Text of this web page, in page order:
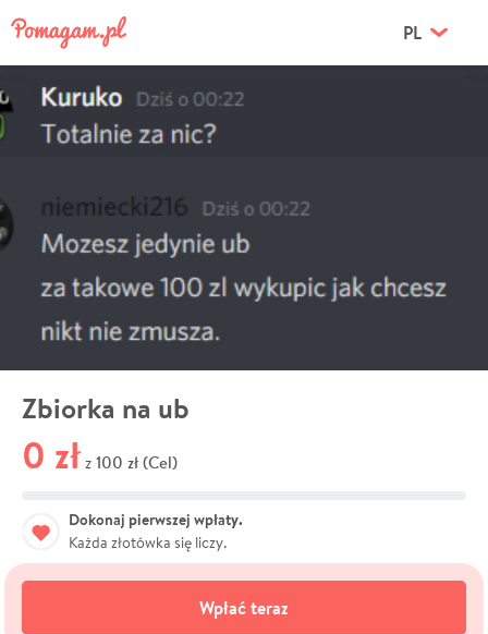
PL
Zbiorka na ub
0 zł z 100 zł (Cel)
Dokonaj pierwszej wpłaty.
Każda złotówka się liczy.
Wpłać teraz